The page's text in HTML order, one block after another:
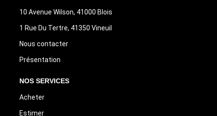
10 Avenue Wilson, 41000 Blois
1 Rue Du Tertre, 41350 Vineuil
Nous contacter
Présentation
NOS SERVICES
Acheter
Estimer